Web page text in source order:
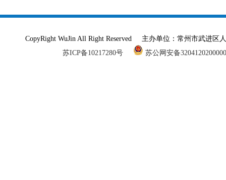
CopyRight WuJin All Right Reserved 主办单位：常州市武进
苏ICP备10217280号
苏公网安备